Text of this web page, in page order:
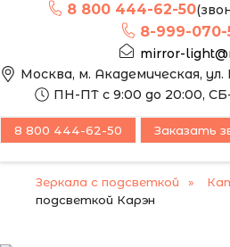
8 800 444-62-50
8-999-070-
mirror-
Москва, м. Академическая, ул.
ПН-ПТ с 9:00 до 20:00,
8 800 444-62-50 Заказать
Зеркала с подсветкой
подсветкой Карэн